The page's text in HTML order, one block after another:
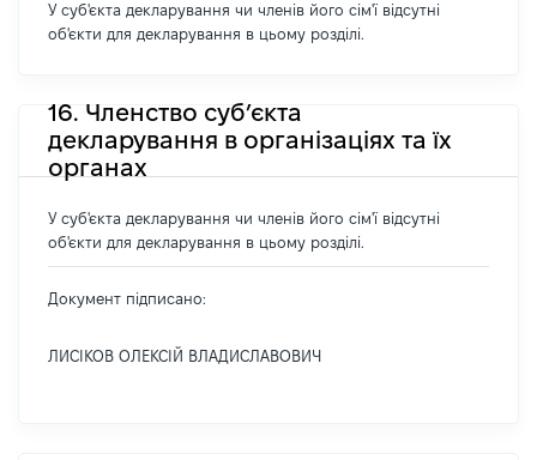
У суб'єкта декларування чи членів його сім'ї відсутні
об'єкти для декларування в цьому розділі.
16. Членство суб’єкта
декларування в організаціях та їх
органах
У суб'єкта декларування чи членів його сім'ї відсутні
об'єкти для декларування в цьому розділі.
Документ підписано:
ЛИСІКОВ ОЛЕКСІЙ ВЛАДИСЛАВОВИЧ